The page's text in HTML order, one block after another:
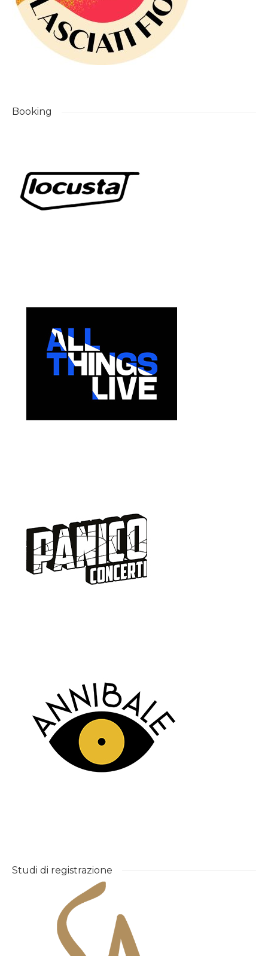
Booking
Studi di registrazione